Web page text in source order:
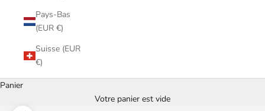
Pays-Bas
(EUR €)
Suisse (EUR
€)
Panier
Votre panier est vide